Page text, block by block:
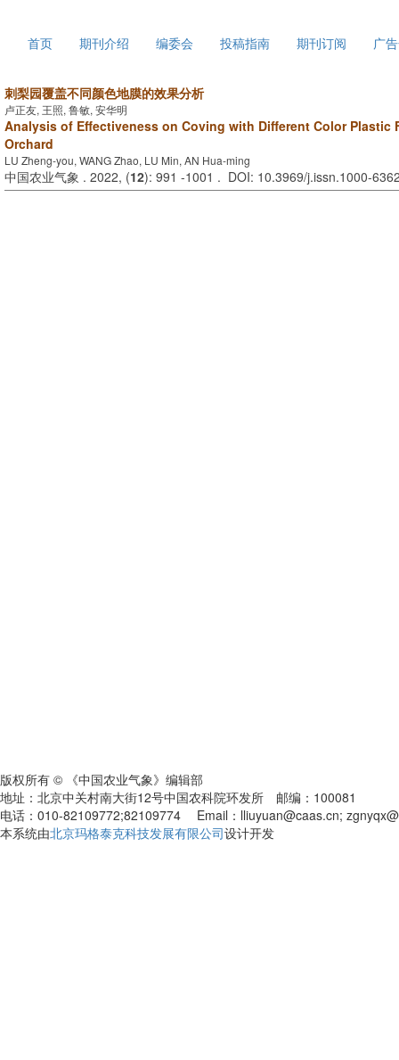
首页 期刊介绍 编委会 投稿指南 期刊订阅 广
刺梨园覆盖不同颜色地膜的效果分析
卢正友, 王照, 鲁敏, 安华明
Analysis of Effectiveness on Coving with Different Color Plastic
Orchard
LU Zheng-you, WANG Zhao, LU Min, AN Hua-ming
中国农业气象 . 2022, (12): 991 -1001 . DOI: 10.3969/j.issn.1000-
版权所有 © 《中国农业气象》编辑部
地址：北京中关村南大街12号中国农科院环发所 邮编：100081
电话：010-82109772;82109774 Email：lliuyuan@caas.cn;
本系统由北京玛格泰克科技发展有限公司设计开发